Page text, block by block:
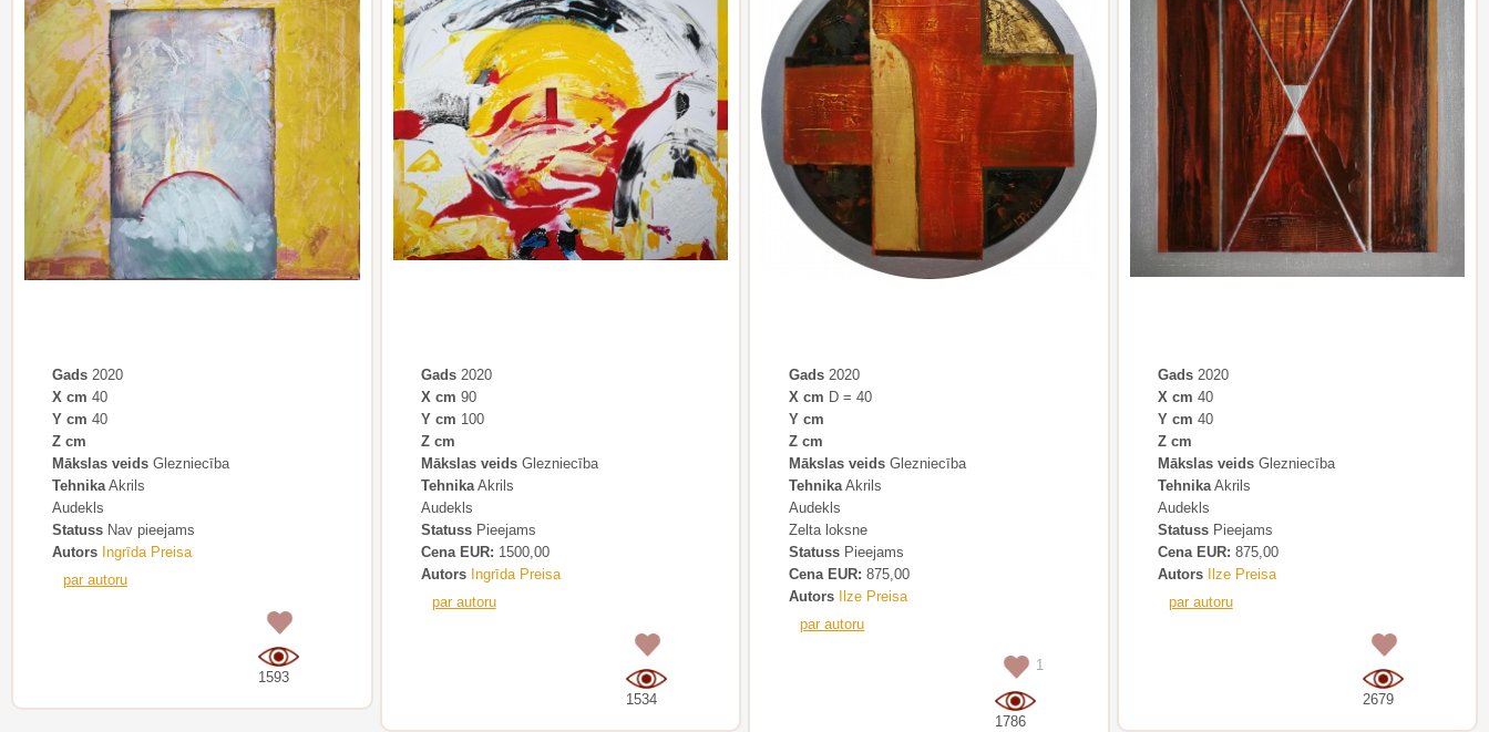
Gads 2020
X cm 40
Y cm 40
Z cm
Mākslas veids Glezniecība
Tehnika Akrils
Audekls
Statuss Nav pieejams
Autors Ingrīda Preisa
par autoru
1593
Gads2020
X cm 90
Y cm 100
Z cm
Mākslas veidsGlezniecība
TehnikaAkrils
Audekls
StatussPieejams
Cena EUR: 1500,00
Autors Ingrīda Preisa
par autoru
1534
Gads 2020
X cm D = 40
Y cm
Z cm
Mākslas veids Glezniecība
Tehnika Akrils
Audekls
Zelta loksne
Statuss Pieejams
Cena EUR: 875,00
Autors Ilze Preisa
par autoru
1
1786
Gads2020
X cm 40
Y cm 40
Z cm
Mākslas veidsGlezniecība
TehnikaAkrils
Audekls
StatussPieejams
Cena EUR: 875,00
Autors Ilze Preisa
par autoru
2679